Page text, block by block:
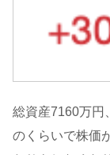
総資産7160万円
のくらいで株価